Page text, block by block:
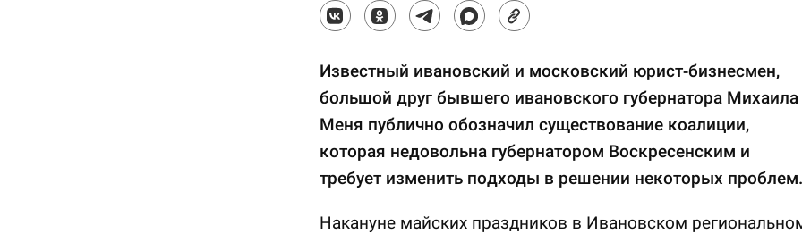
Известный ивановский и московский юрист-бизнесмен,
большой друг бывшего ивановского губернатора Михаила
Меня публично обозначил существование коалиции,
которая недовольна губернатором Воскресенским и
требует изменить подходы в решении некоторых проблем.
Накануне майских праздников в Ивановском